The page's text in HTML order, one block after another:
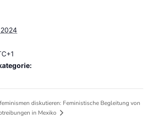
feminismen diskutieren: Feministische Begleitung von
in Mexiko